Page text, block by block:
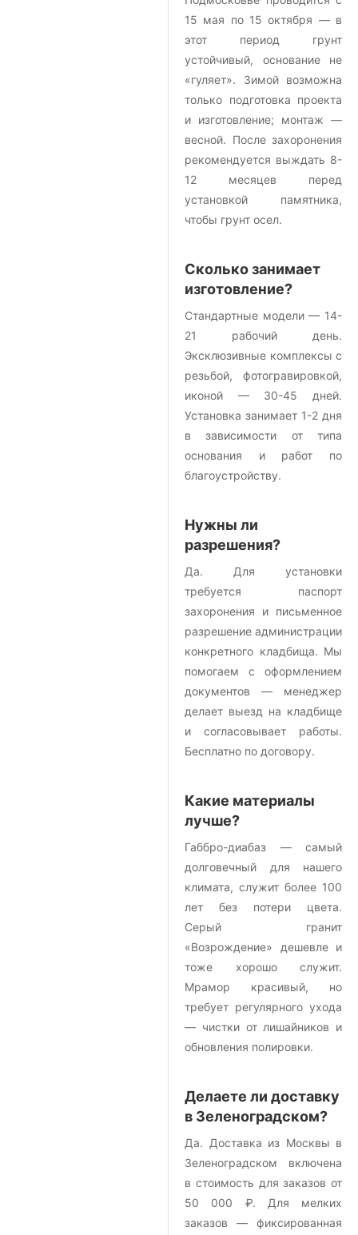
15 мая по 15 октября — в
этот период грунт
устойчивый, основание не
«гуляет». Зимой возможна
только подготовка проекта
и изготовление; монтаж —
весной. После захоронения
рекомендуется выждать 8-
12 месяцев перед
установкой памятника,
чтобы грунт осел.
Сколько занимает
изготовление?
Стандартные модели — 14-
21 рабочий день.
Эксклюзивные комплексы с
резьбой, фотогравировкой,
иконой — 30-45 дней.
Установка занимает 1-2 дня
в зависимости от типа
основания и работ по
благоустройству.
Нужны ли
разрешения?
Да. Для установки
требуется паспорт
захоронения и письменное
разрешение администрации
конкретного кладбища. Мы
помогаем с оформлением
документов — менеджер
делает выезд на кладбище
и согласовывает работы.
Бесплатно по договору.
Какие материалы
лучше?
Габбро-диабаз — самый
долговечный для нашего
климата, служит более 100
лет без потери цвета.
Серый гранит
«Возрождение» дешевле и
тоже хорошо служит.
Мрамор красивый, но
требует регулярного ухода
— чистки от лишайников и
обновления полировки.
Делаете ли доставку
в Зеленоградском?
Да. Доставка из Москвы в
Зеленоградском включена
в стоимость для заказов от
50 000 ₽. Для мелких
заказов — фиксированная